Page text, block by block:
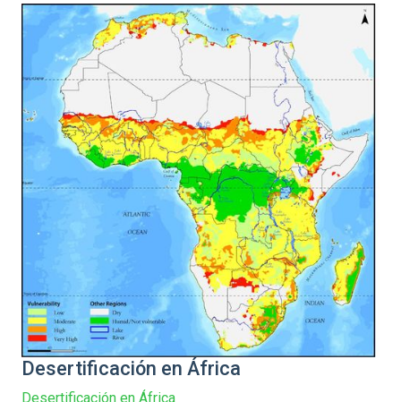
Desertificación en África
Desertificación en África